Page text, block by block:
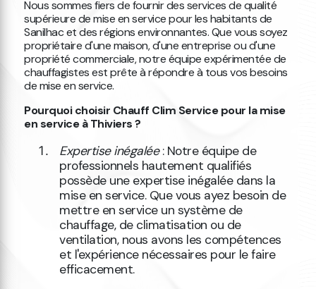
Nous sommes fiers de fournir des services de qualité
supérieure de mise en service pour les habitants de
Sanilhac et des régions environnantes. Que vous soyez
propriétaire d'une maison, d'une entreprise ou d'une
propriété commerciale, notre équipe expérimentée de
chauffagistes est prête à répondre à tous vos besoins
de mise en service.
Pourquoi choisir Chauff Clim Service pour la mise
en service à Thiviers ?
Expertise inégalée: Notre équipe de
professionnels hautement qualifiés
possède une expertise inégalée dans la
mise en service. Que vous ayez besoin de
mettre en service un système de
chauffage, de climatisation ou de
ventilation, nous avons les compétences
et l'expérience nécessaires pour le faire
efficacement.